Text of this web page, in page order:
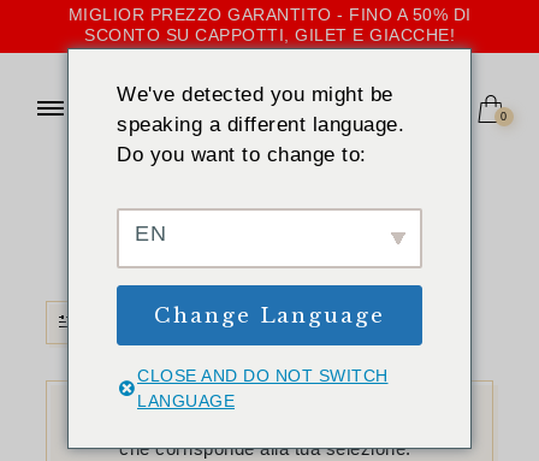
MIGLIOR PREZZO GARANTITO - FINO A 50% DI
SCONTO SU CAPPOTTI, GILET E GIACCHE!
0
che corrisponde alla tua selezione.
We've detected you might be
speaking a different language.
Do you want to change to:
EN
Change Language
CLOSE AND DO NOT SWITCH
LANGUAGE